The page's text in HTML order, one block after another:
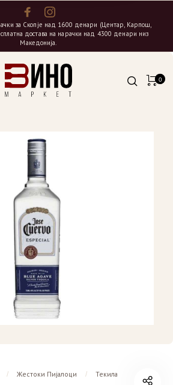
за Скопје над 1600 денари (Центар, Карпош,
достава на нарачки над 4300 денари низ
Македонија.
0
/ Жестоки Пијалоци / Текила